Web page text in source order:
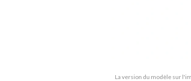
La version du modèle sur